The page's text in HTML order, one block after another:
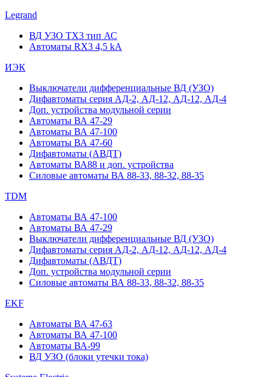
Legrand
ВД УЗО TX3 тип АС
Автоматы RX3 4,5 kA
ИЭК
Выключатели дифференциальные ВД (УЗО)
Дифавтоматы серия АД-2, АД-12, АД-12, АД-4
Доп. устройства модульной серии
Автоматы ВА 47-29
Автоматы ВА 47-100
Автоматы ВА 47-60
Дифавтоматы (АВДТ)
Автоматы ВА88 и доп. устройства
Силовые автоматы ВА 88-33, 88-32, 88-35
TDM
Автоматы ВА 47-100
Автоматы ВА 47-29
Выключатели дифференциальные ВД (УЗО)
Дифавтоматы серия АД-2, АД-12, АД-12, АД-4
Дифавтоматы (АВДТ)
Доп. устройства модульной серии
Силовые автоматы ВА 88-33, 88-32, 88-35
EKF
Автоматы ВА 47-63
Автоматы ВА 47-100
Автоматы ВА-99
ВД УЗО (блоки утечки тока)